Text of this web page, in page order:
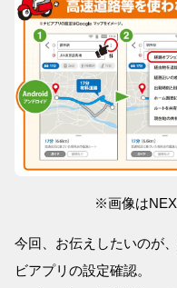
※画像は
今回、お伝えしたいのが
ビアプリの設定確認。